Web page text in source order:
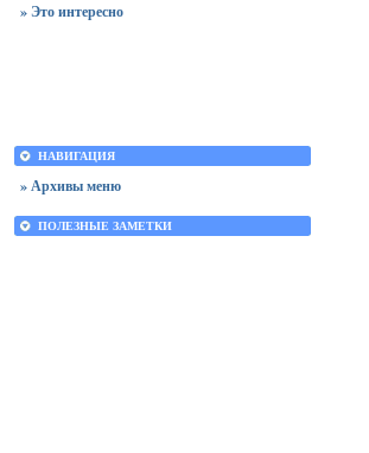
» Это интересно
НАВИГАЦИЯ
» Архивы меню
ПОЛЕЗНЫЕ ЗАМЕТКИ